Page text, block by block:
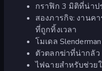
กราฟิก 3 มิติที่น่าป
สองภารกิจ: งานค
ที่ถูกทิ้งเวลา
โมเดล
ตัวตลกฆ่าที่น่ากลัว
ไฟฉายสำหรับช่วย